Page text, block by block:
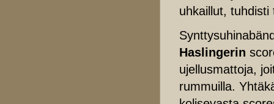
uhkaillut,
Haslingerin
ujellusmattoja,
rummuilla.